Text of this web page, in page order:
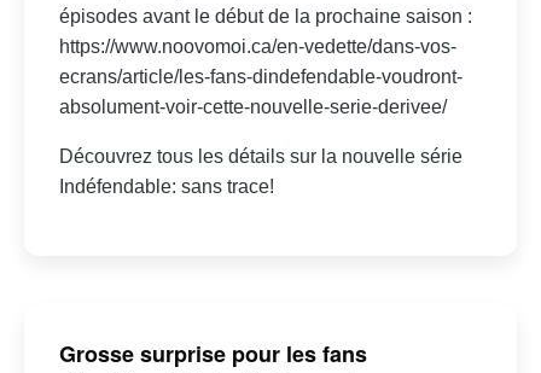
épisodes avant le début de la prochaine saison :
https://www.noovomoi.ca/en-vedette/dans-vos-
ecrans/article/les-fans-dindefendable-voudront-
absolument-voir-cette-nouvelle-serie-derivee/
Découvrez tous les détails sur la nouvelle série
Indéfendable: sans trace!
Grosse surprise pour les fans